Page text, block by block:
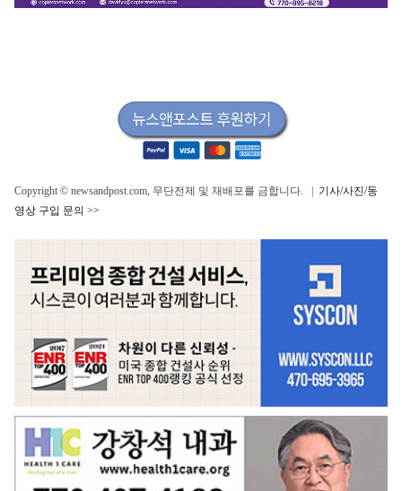
Copyright © newsandpost.com, 무단전제 및 재배포를 금합니다. | 기사/사진/동
영상 구입 문의 >>